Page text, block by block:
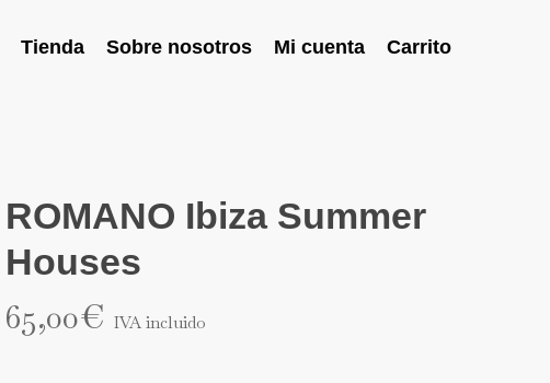
Tienda Sobre nosotros Mi cuenta Carrito
ROMANO Ibiza Summer
Houses
65,00€ IVA incluido